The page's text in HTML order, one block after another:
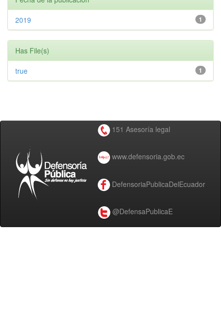
1
2019
Has File(s)
1
true
151 Asesoría legal
www.defensoria.gob.ec
DefensoriaPublicaDelEcuador
@DefensaPublicaE